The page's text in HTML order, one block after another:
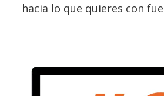
hacia lo que quieres con